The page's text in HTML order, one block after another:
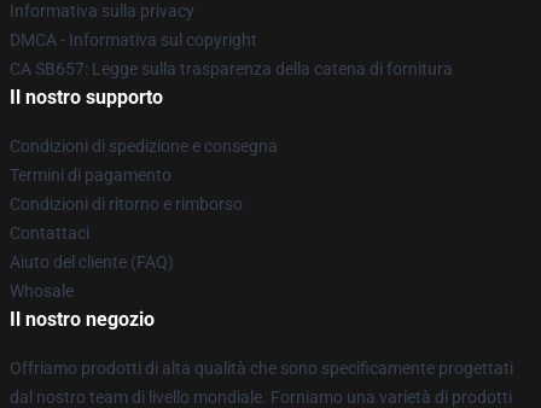
Informativa sulla privacy
DMCA - Informativa sul copyright
CA SB657: Legge sulla trasparenza della catena di fornitura
Il nostro supporto
Condizioni di spedizione e consegna
Termini di pagamento
Condizioni di ritorno e rimborso
Contattaci
Aiuto del cliente (FAQ)
Whosale
Il nostro negozio
Offriamo prodotti di alta qualità che sono specificamente progettati
dal nostro team di livello mondiale. Forniamo una varietà di prodotti